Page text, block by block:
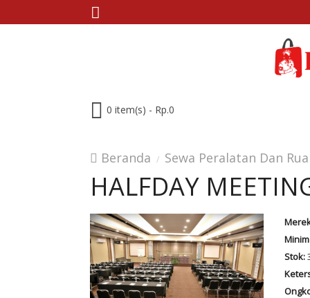
0 item(s) - Rp.0
Beranda Sewa Peralatan Dan
HALFDAY
Stok: